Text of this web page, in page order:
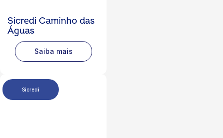
Sicredi Caminho das
Águas
Saiba mais
Sicredi